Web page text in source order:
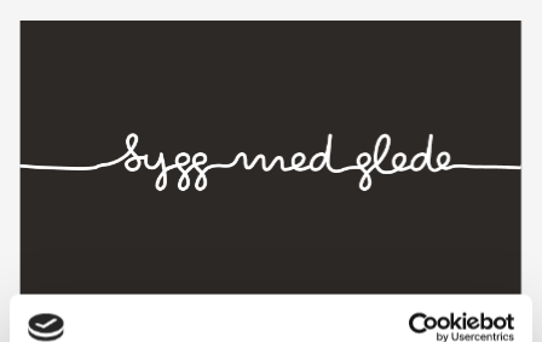
Sjukehusveien 19, 4373 Egersund